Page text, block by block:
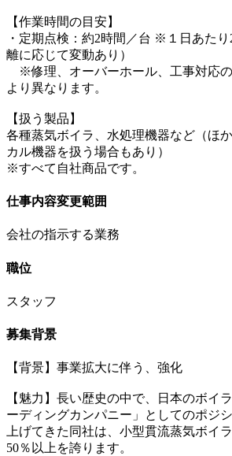
【作業時間の目安】
・定期点検：約2時間／台 ※１日あた
離に応じて変動あり）
※修理、オーバーホール、工事対応
より異なります。
【扱う製品】
各種蒸気ボイラ、水処理機器など（ほ
カル機器を扱う場合もあり）
※すべて自社商品です。
仕事内容変更範囲
会社の指示する業務
職位
スタッフ
募集背景
【背景】事業拡大に伴う、強化
【魅力】長い歴史の中で、日本のボイ
ーディングカンパニー」としてのポジ
上げてきた同社は、小型貫流蒸気ボイ
50％以上を誇ります。